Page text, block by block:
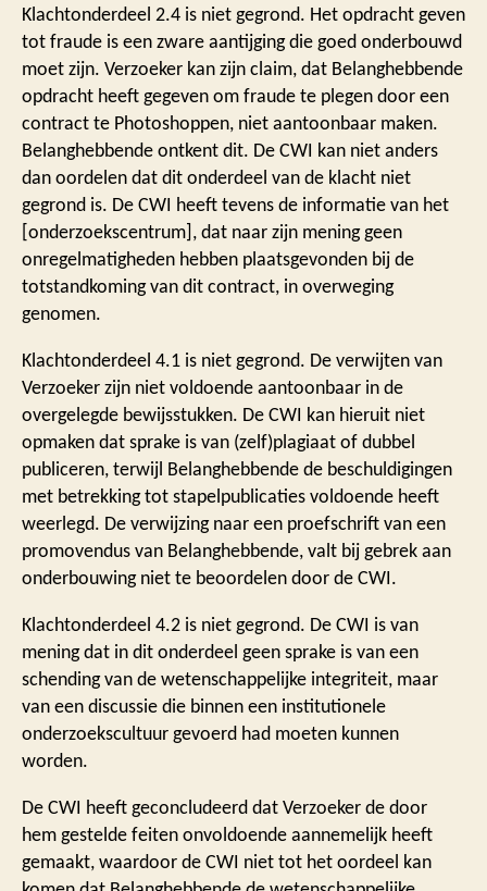
Klachtonderdeel 2.4 is niet gegrond. Het opdracht geven
tot fraude is een zware aantijging die goed onderbouwd
moet zijn. Verzoeker kan zijn claim, dat Belanghebbende
opdracht heeft gegeven om fraude te plegen door een
contract te Photoshoppen, niet aantoonbaar maken.
Belanghebbende ontkent dit. De CWI kan niet anders
dan oordelen dat dit onderdeel van de klacht niet
gegrond is. De CWI heeft tevens de informatie van het
[onderzoekscentrum], dat naar zijn mening geen
onregelmatigheden hebben plaatsgevonden bij de
totstandkoming van dit contract, in overweging
genomen.
Klachtonderdeel 4.1 is niet gegrond. De verwijten van
Verzoeker zijn niet voldoende aantoonbaar in de
overgelegde bewijsstukken. De CWI kan hieruit niet
opmaken dat sprake is van (zelf)plagiaat of dubbel
publiceren, terwijl Belanghebbende de beschuldigingen
met betrekking tot stapelpublicaties voldoende heeft
weerlegd. De verwijzing naar een proefschrift van een
promovendus van Belanghebbende, valt bij gebrek aan
onderbouwing niet te beoordelen door de CWI.
Klachtonderdeel 4.2 is niet gegrond. De CWI is van
mening dat in dit onderdeel geen sprake is van een
schending van de wetenschappelijke integriteit, maar
van een discussie die binnen een institutionele
onderzoekscultuur gevoerd had moeten kunnen
worden.
De CWI heeft geconcludeerd dat Verzoeker de door
hem gestelde feiten onvoldoende aannemelijk heeft
gemaakt, waardoor de CWI niet tot het oordeel kan